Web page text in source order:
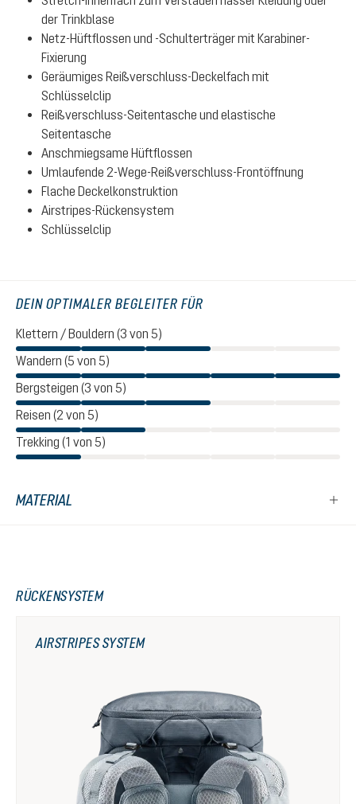
der Trinkblase
Netz-Hüftflossen und -Schulterträger mit Karabiner-
Fixierung
Geräumiges Reißverschluss-Deckelfach mit
Schlüsselclip
Reißverschluss-Seitentasche und elastische
Seitentasche
Anschmiegsame Hüftflossen
Umlaufende 2-Wege-Reißverschluss-Frontöffnung
Flache Deckelkonstruktion
Airstripes-Rückensystem
Schlüsselclip
DEIN OPTIMALER BEGLEITER FÜR
Klettern / Bouldern (3 von 5)
Wandern (5 von 5)
Bergsteigen (3 von 5)
Reisen (2 von 5)
Trekking (1 von 5)
MATERIAL
RÜCKENSYSTEM
AIRSTRIPES SYSTEM